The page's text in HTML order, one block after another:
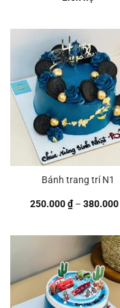
Bánh trang trí N1
250.000₫ – 380.000